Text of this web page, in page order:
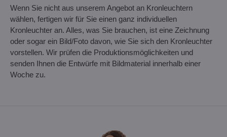
Wenn Sie nicht aus unserem Angebot an Kronleuchtern
wählen, fertigen wir für Sie einen ganz individuellen
Kronleuchter an. Alles, was Sie brauchen, ist eine Zeichnung
oder sogar ein Bild/Foto davon, wie Sie sich den Kronleuchter
vorstellen. Wir prüfen die Produktionsmöglichkeiten und
senden Ihnen die Entwürfe mit Bildmaterial innerhalb einer
Woche zu.